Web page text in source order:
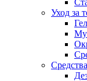
Уход за